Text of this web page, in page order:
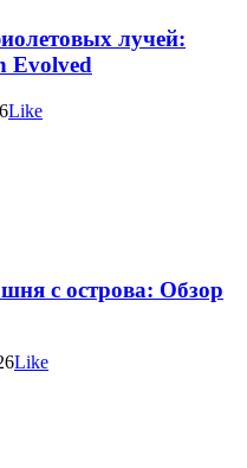
лучей:
Evolved
Like
с острова: Обзор
Like